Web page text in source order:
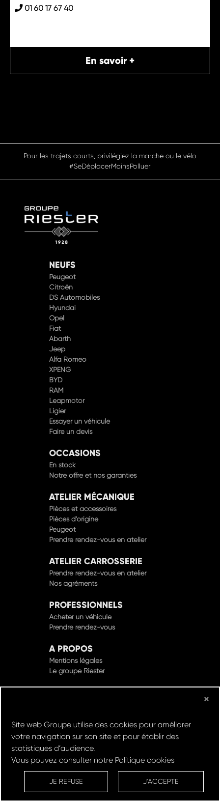
01 60 17 67 40
En savoir +
Pour les trajets courts, privilégiez la marche ou le vélo
#SeDéplacerMoinsPolluer
NEUFS
Peugeot
Citroën
DS Automobiles
Hyundai
Opel
Fiat
Abarth
Jeep
Alfa Romeo
XPENG
BYD
RAM
Leapmotor
Ligier
Essayer un véhicule
Faire un devis
OCCASIONS
En stock
Notre offre et nos garanties
ATELIER MÉCANIQUE
Pièces et accessoires
Pièces d'origine
Peugeot
Prendre rendez-vous en atelier
ATELIER CARROSSERIE
Prendre rendez-vous en atelier
Nos agréments
PROFESSIONNELS
Acheter un véhicule
Prendre rendez-vous
A PROPOS
Mentions légales
Le groupe Riester
© Groupe Riester 2022 - Tous droits réservés
Design & Développement par
Réserver un Rachat de
VOITURE
Louez un
VEHICULE
RDV en
×
Site web Groupe utilise des cookies pour améliorer
votre navigation sur son site et pour établir des
statistiques d’audience.
Vous pouvez consulter notre Politique cookies
J'ACCEPTE
JE REFUSE